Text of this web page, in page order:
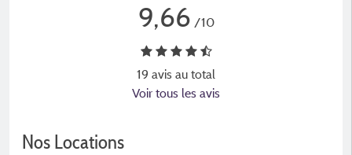
9,66 /10
19 avis au total
Voir tous les avis
Nos Locations